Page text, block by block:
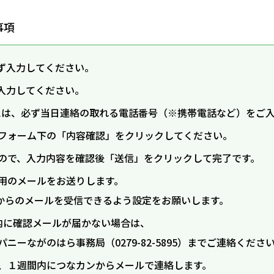
項
力してください。
してください。
、必ず当日連絡の取れる電話番号（※携帯電話など）をご入
ォーム下の「内容確認」をクリックしてください。
、入力内容を確認後「送信」をクリックして完了です。
メールをお送りします。
のメールを受信できるよう設定をお願いします。
確認メールが届かない場合は、
ニーながのはら事務局 （0279-82-5895） までご連絡ください
週間内につなカンからメールで連絡します。